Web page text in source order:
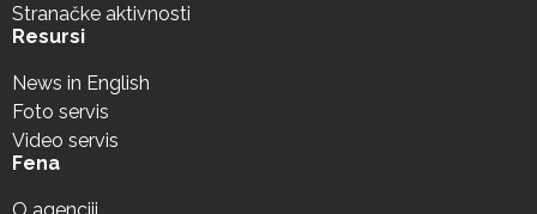
Stranačke aktivnosti
Resursi
News in English
Foto servis
Video servis
Fena